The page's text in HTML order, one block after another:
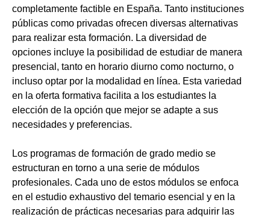
completamente factible en España. Tanto instituciones
públicas como privadas ofrecen diversas alternativas
para realizar esta formación. La diversidad de
opciones incluye la posibilidad de estudiar de manera
presencial, tanto en horario diurno como nocturno, o
incluso optar por la modalidad en línea. Esta variedad
en la oferta formativa facilita a los estudiantes la
elección de la opción que mejor se adapte a sus
necesidades y preferencias.
Los programas de formación de grado medio se
estructuran en torno a una serie de módulos
profesionales. Cada uno de estos módulos se enfoca
en el estudio exhaustivo del temario esencial y en la
realización de prácticas necesarias para adquirir las